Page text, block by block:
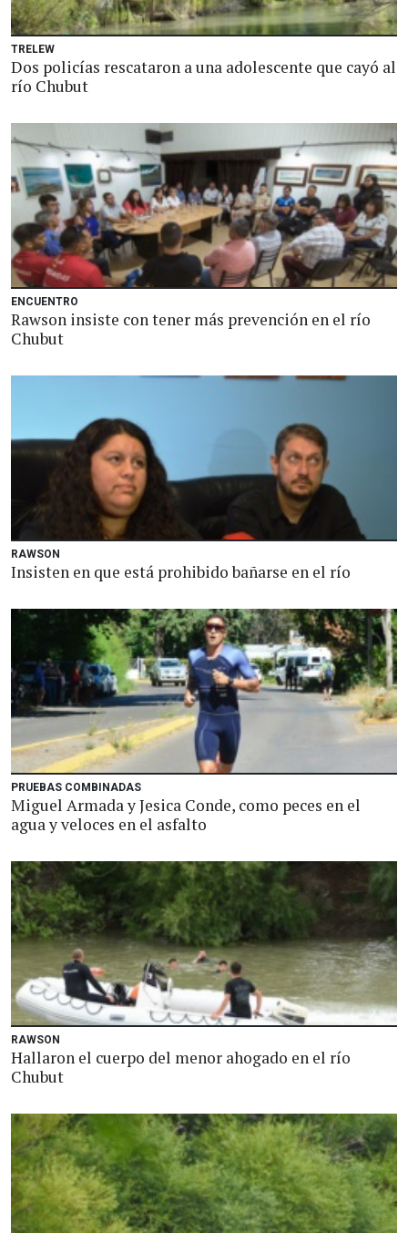
TRELEW
Dos policías rescataron a una adolescente que cayó al
río Chubut
ENCUENTRO
Rawson insiste con tener más prevención en el río
Chubut
RAWSON
Insisten en que está prohibido bañarse en el río
PRUEBAS COMBINADAS
Miguel Armada y Jesica Conde, como peces en el
agua y veloces en el asfalto
RAWSON
Hallaron el cuerpo del menor ahogado en el río
Chubut